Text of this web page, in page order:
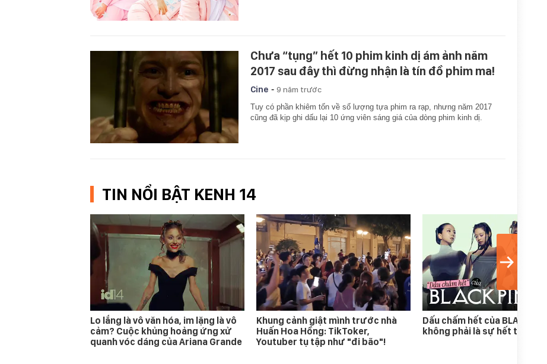
Chưa “tụng” hết 10 phim kinh dị ám ảnh năm
2017 sau đây thì đừng nhận là tín đồ phim ma!
Cine - 9 năm trước
Tuy có phần khiêm tốn về số lượng tựa phim ra rạp, nhưng năm 2017
cũng đã kịp ghi dấu lại 10 ứng viên sáng giá của dòng phim kinh dị.
TIN NỔI BẬT KENH 14
Lo lắng là vô văn hóa, im lặng là vô
cảm? Cuộc khủng hoảng ứng xử
quanh vóc dáng của Ariana Grande
Khung cảnh giật mình trước nhà
Huấn Hoa Hồng: TikToker,
Youtuber tụ tập như "đi bão"!
Dấu chấm hết của BLACKPINK
không phải là sự hết thời